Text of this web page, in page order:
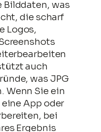
Bilddaten, was
die scharf
Logos,
auch
was JPG
Wenn Sie ein
App oder
bei
Ergebnis